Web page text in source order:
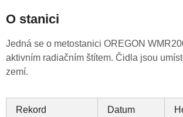
O stanici
Jedná se o metostanici OREGON
aktivním radiačním štítem. Čidla jsou
zemí.
Rekord Datum